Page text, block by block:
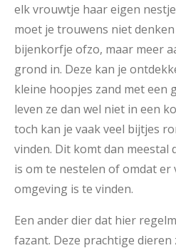
elk vrouwtje haar eigen
moet je trouwens niet
bijenkorfje ofzo, maar meer
grond in. Deze kan je
kleine hoopjes zand met een
leven ze dan wel niet in een
toch kan je vaak veel bijtjes
vinden. Dit komt dan meestal
is om te nestelen of omdat er
omgeving is te vinden.
Een ander dier dat hier
fazant. Deze prachtige